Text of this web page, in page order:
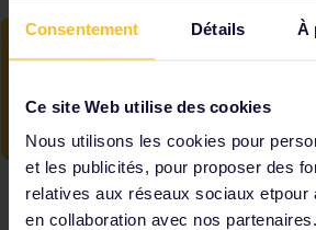
Consentement Détails À
Ce site Web utilise des cookies
Nous utilisons les cookies pour
et les publicités, pour proposer des
relatives aux réseaux sociaux etpour
en collaboration avec nos partenaires.